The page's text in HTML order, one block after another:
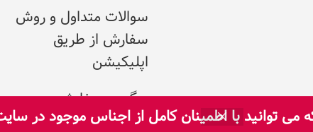
توانید با اطمینان کامل از اجناس موجود در
سوالات متداول و روش
سفارش از طریق
اپلیکیشن
پیگیری سفارش